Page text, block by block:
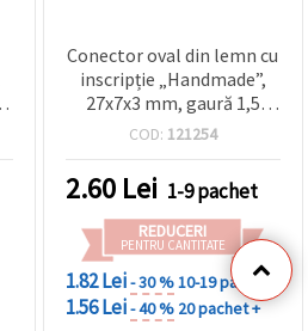
Conector oval din lemn cu
inscripție „Handmade”,
27x7x3 mm, gaură 1,5
mm, alb – set 10 bucăți
COD: 121254
2.60 Lei 1-9 pachet
REDUCERI
PENTRU CANTITATE
1.82 Lei- 30 %10-19 pachet
1.56 Lei- 40 % 20 pachet +